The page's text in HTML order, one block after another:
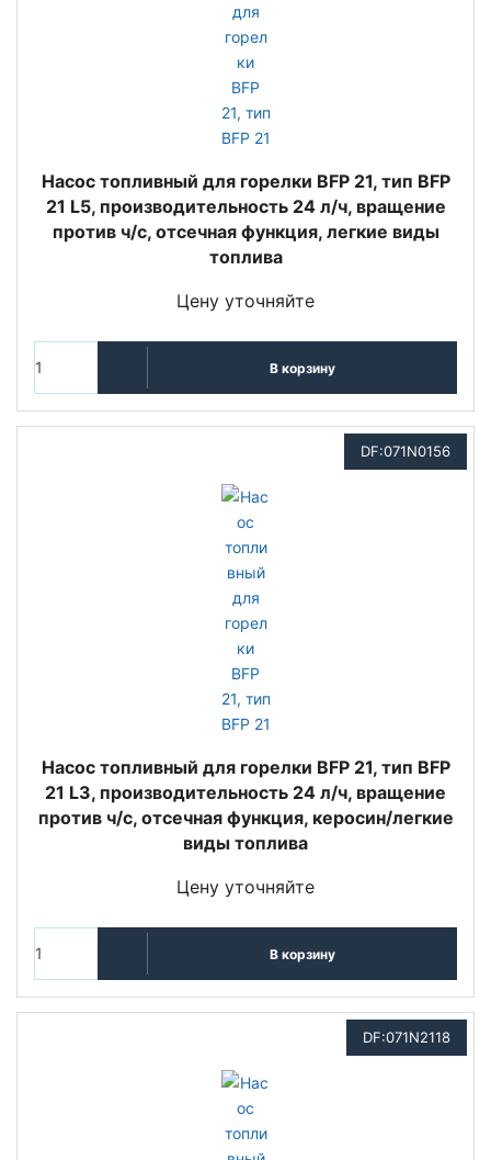
Насос топливный для горелки BFP 21, тип BFP
21 L5, производительность 24 л/ч, вращение
против ч/с, отсечная функция, легкие виды
топлива
Цену уточняйте
В корзину
DF:071N0156
Насос топливный для горелки BFP 21, тип BFP
21 L3, производительность 24 л/ч, вращение
против ч/с, отсечная функция, керосин/легкие
виды топлива
Цену уточняйте
В корзину
DF:071N2118